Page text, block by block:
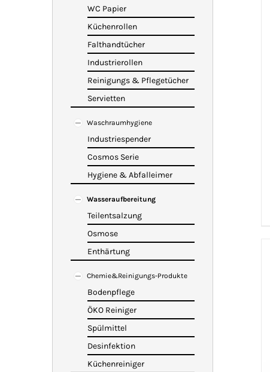
WC Papier
Küchenrollen
Falthandtücher
Industrierollen
Reinigungs & Pflegetücher
Servietten
Waschraumhygiene
Industriespender
Cosmos Serie
Hygiene & Abfalleimer
Wasseraufbereitung
Teilentsalzung
Osmose
Enthärtung
Chemie&Reinigungs-Produkte
Bodenpflege
ÖKO Reiniger
Spülmittel
Desinfektion
Küchenreiniger